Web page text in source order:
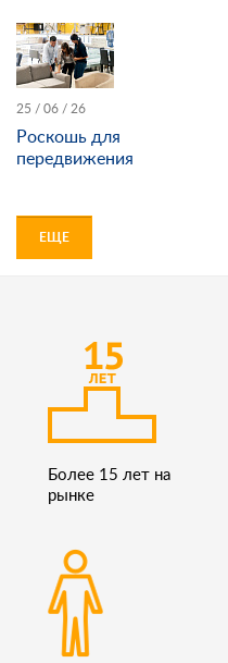
25 / 06 / 26
Роскошь для
передвижения
ЕЩЕ
Более 15 лет на
рынке